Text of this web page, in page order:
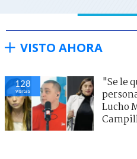
VISTO AHORA
128
visitas
"Se le
Lucho